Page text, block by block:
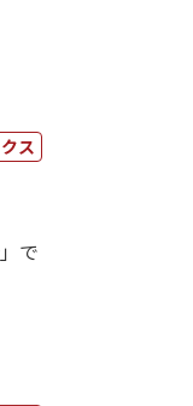
ス
で